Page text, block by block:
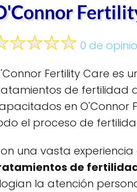
0 de
Fertility Care es
de fertilidad
en O'Connor
el proceso de
una vasta
de
la atención